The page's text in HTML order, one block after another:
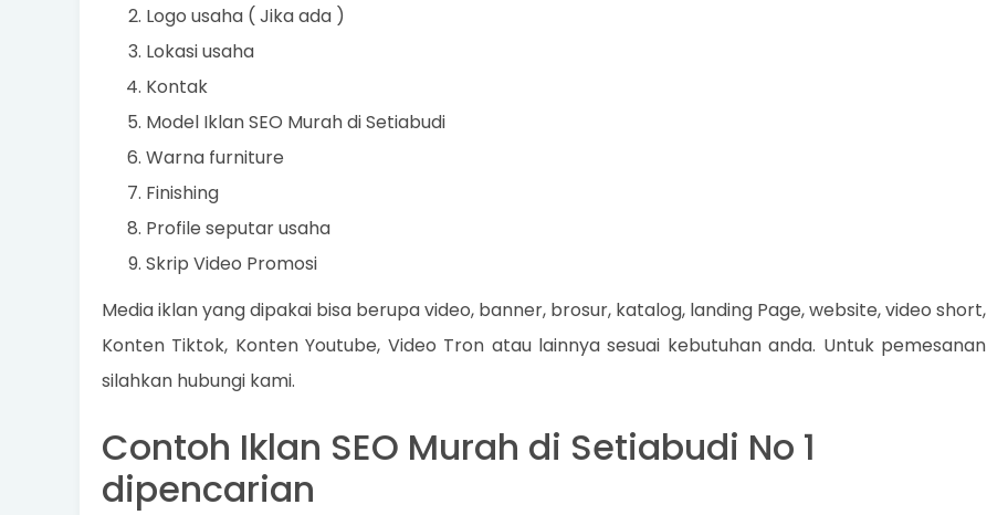
Logo usaha ( Jika ada )
Lokasi usaha
Kontak
Model Iklan SEO Murah di Setiabudi
Warna furniture
Finishing
Profile seputar usaha
Skrip Video Promosi
Media iklan yang dipakai bisa berupa video, banner, brosur, katalog, landing Page, website, video short,
Konten Tiktok, Konten Youtube, Video Tron atau lainnya sesuai kebutuhan anda. Untuk pemesanan
silahkan hubungi kami.
Contoh Iklan SEO Murah di Setiabudi No 1
dipencarian